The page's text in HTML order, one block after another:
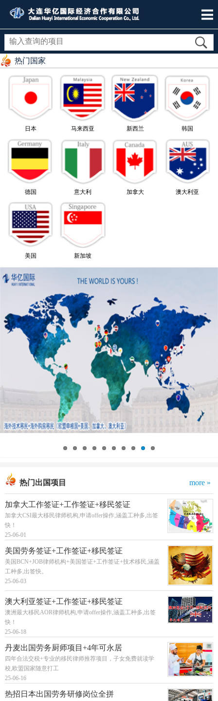
热门国家
日本 马来西亚 新西兰 韩国
德国 意大利 加拿大 澳大利亚
美国 新加坡
热门出国项目 more »
加拿大工作签证+工作签证+移民签证
加拿大CSI最大移民律师机构,申请offer操作,涵盖工种多,出签
快！
25-06-01
美国劳务签证+工作签证+移民签证
美国BCN+JOB律师机构+美国签证+工作签证+技术移民,涵盖
工种多,出签快。
25-06-03
澳大利亚签证+工作签证+移民签证
澳洲最大移民AOR律师机构,申请offer操作,涵盖工种多,出签
快！
25-06-18
丹麦出国劳务厨师项目+4年可永居
四年合法交税+专业的移民律师推荐项目，子女免费就读学
校,欧盟国家随意打工
25-06-16
热招日本出国劳务研修岗位全拼